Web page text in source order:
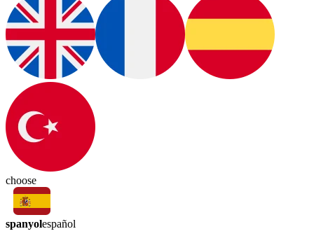
choose
spanyolespañol